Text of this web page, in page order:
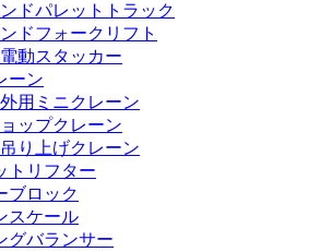
ドパレットトラック
ドフォークリフト
動スタッカー
ーン
用ミニクレーン
ップクレーン
り上げクレーン
トリフター
ブロック
スケール
グバランサー